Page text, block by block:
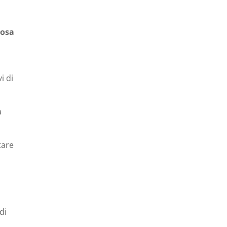
di